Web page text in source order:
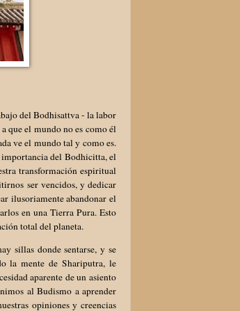
del Bodhisattva - la labor
que el mundo no es como él
ve el mundo tal y como es.
importancia del Bodhicitta, el
transformación espiritual
ser vencidos, y dedicar
ilusoriamente abandonar el
en una Tierra Pura. Esto
total del planeta.
sillas donde sentarse, y se
la mente de Shariputra, le
aparente de un asiento
al Budismo a aprender
opiniones y creencias